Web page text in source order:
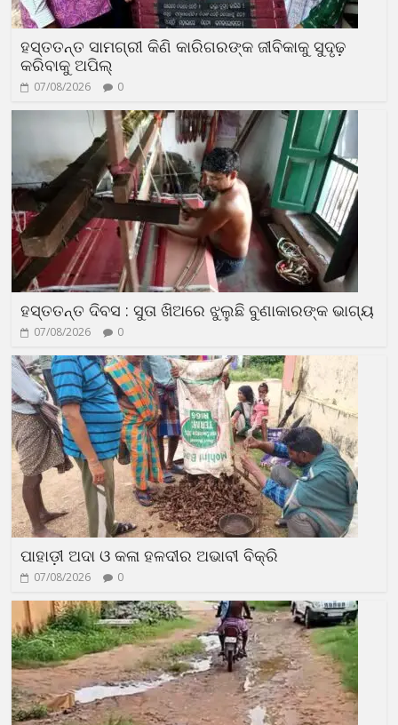
ହସ୍ତତନ୍ତ ସାମଗ୍ରୀ କିଣି କାରିଗରଙ୍କ ଜୀବିକାକୁ ସୁଦୃଢ଼
କରିବାକୁ ଅପିଲ୍
07/08/2026 0
ହସ୍ତତନ୍ତ ଦିବସ : ସୁତା ଖିଅରେ ଝୁଲୁଛି ବୁଣାକାରଙ୍କ ଭାଗ୍ୟ
07/08/2026 0
ପାହାଡ଼ୀ ଅଦା ଓ କଳା ହଳଦୀର ଅଭାବୀ ବିକ୍ରି
07/08/2026 0